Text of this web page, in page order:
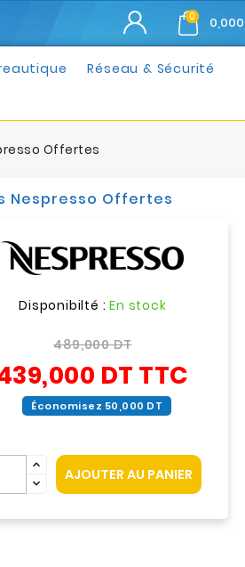
0
Réseau & Sécurité
Offertes
Nespresso Offertes
Disponibilté :En stock
489,000 DT
DT TTC
Économisez 50,000 DT
AJOUTER AU PANIER